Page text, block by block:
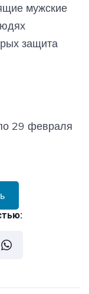
мужские
защита
29 февраля